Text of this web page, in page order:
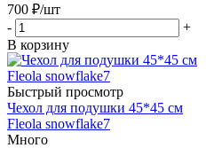
700 ₽/шт
-
+
В корзину
Быстрый просмотр
Чехол для подушки 45*45 см
Fleola snowflake7
Много